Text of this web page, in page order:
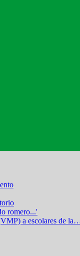
romero...'
a escolares de la